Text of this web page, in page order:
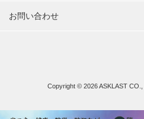
お問い合わせ
Copyright © 2026 ASKLAST